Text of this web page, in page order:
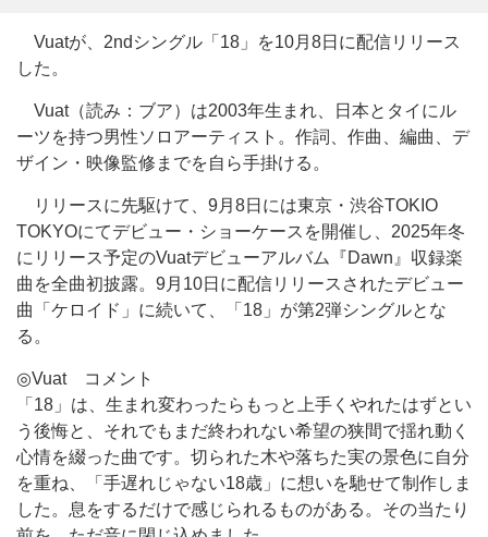
Vuatが、2ndシングル「18」を10月8日に配信リリース
した。
Vuat（読み：ブア）は2003年生まれ、日本とタイにル
ーツを持つ男性ソロアーティスト。作詞、作曲、編曲、デ
ザイン・映像監修までを自ら手掛ける。
リリースに先駆けて、9月8日には東京・渋谷TOKIO
TOKYOにてデビュー・ショーケースを開催し、2025年冬
にリリース予定のVuatデビューアルバム『Dawn』収録楽
曲を全曲初披露。9月10日に配信リリースされたデビュー
曲「ケロイド」に続いて、「18」が第2弾シングルとな
る。
◎Vuat コメント
「18」は、生まれ変わったらもっと上手くやれたはずとい
う後悔と、それでもまだ終われない希望の狭間で揺れ動く
心情を綴った曲です。切られた木や落ちた実の景色に自分
を重ね、「手遅れじゃない18歳」に想いを馳せて制作しま
した。息をするだけで感じられるものがある。その当たり